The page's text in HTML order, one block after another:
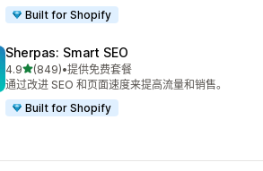
Built for Shopify
Sherpas: Smart SEO
4.9星（满分 5 星）
(849)
总共 849 条评论
•提供免费套餐
通过改进 SEO 和页面速度来提高流量和销售。
Built for Shopify